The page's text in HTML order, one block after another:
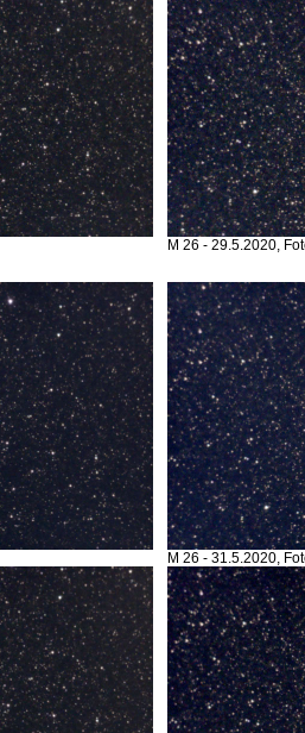
M 26 - 29.5.2020,
M 26 - 31.5.2020,